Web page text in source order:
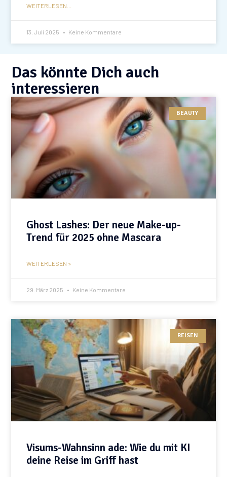
WEITERLESEN...
13. Juli 2025 Keine Kommentare
Das könnte Dich auch
interessieren
BEAUTY
Ghost Lashes: Der neue Make-up-
Trend für 2025 ohne Mascara
WEITERLESEN »
29. März 2025 Keine Kommentare
REISEN
Visums-Wahnsinn ade: Wie du mit KI
deine Reise im Griff hast